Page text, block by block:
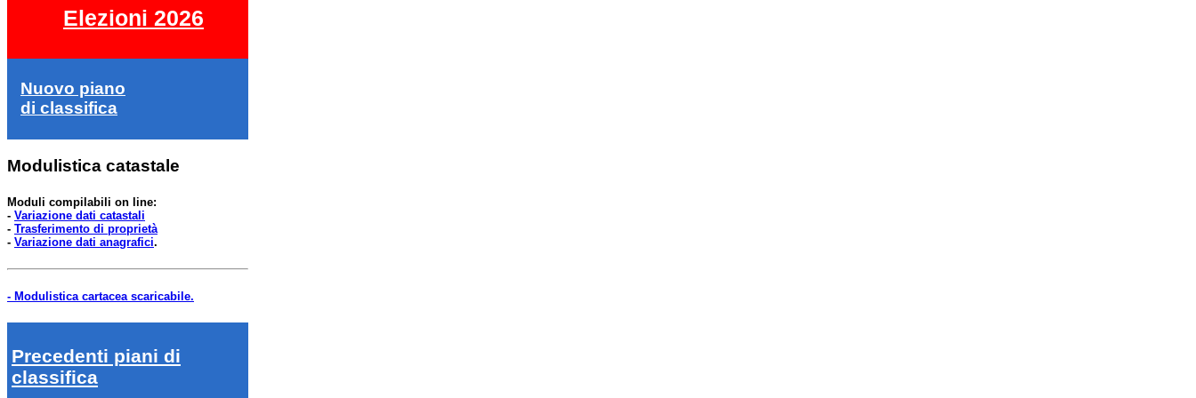
Elezioni 2026
Nuovo piano
di classifica
Modulistica catastale
Moduli compilabili on line:
- Variazione dati catastali
- Trasferimento di proprietà
- Variazione dati anagrafici.
- Modulistica cartacea scaricabile.
Precedenti piani di
classifica